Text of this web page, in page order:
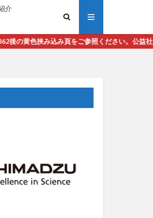
介
み頁をご参照ください。公益社団法人 日本